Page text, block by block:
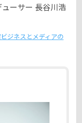
ーサー 長谷川浩
ジネスとメディアの